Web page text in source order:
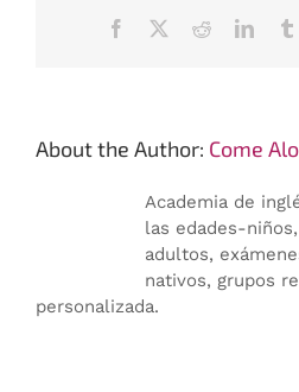
Facebook Reddit
About the Author: Come
Academia de
las edades-
adultos,
nativos, grupos
personalizada.